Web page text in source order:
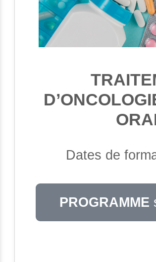
Dates de
PROGRAMME